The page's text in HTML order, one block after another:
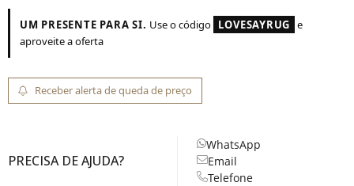
UM PRESENTE PARA SI. Use o código LOVESAYRUG e
aproveite a oferta
Receber alerta de queda de preço
PRECISA DE AJUDA?
WhatsApp
Email
Telefone